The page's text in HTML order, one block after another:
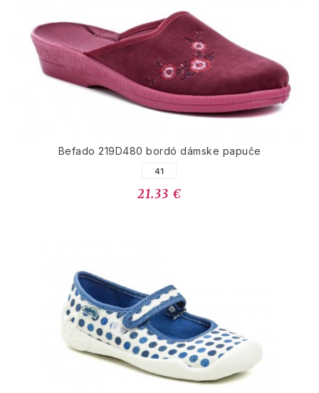
Befado 219D480 bordó dámske papuče
41
21.33 €